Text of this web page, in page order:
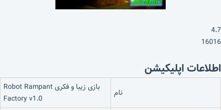
4.7
16016
اطلاعات اپلیکیشن
نام
بازی زیبا و فکری Robot Rampant
Factory v1.0